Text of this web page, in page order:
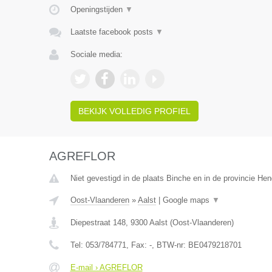
Openingstijden ▼
Laatste facebook posts ▼
Sociale media:
BEKIJK VOLLEDIG PROFIEL
AGREFLOR
Niet gevestigd in de plaats Binche en in de provincie
Oost-Vlaanderen» Aalst| Google maps ▼
Diepestraat 148, 9300 Aalst(Oost-Vlaanderen)
Tel: 053/784771, Fax: -, BTW-nr: BE0479218701
E-mail › AGREFLOR